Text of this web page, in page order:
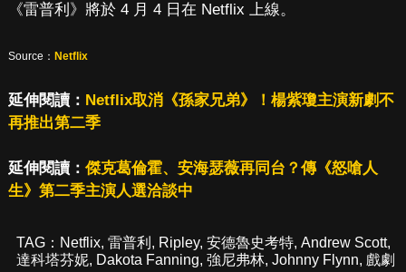
《雷普利》將於 4 月 4 日在 Netflix 上線。
Source： Netflix
延伸閱讀： Netflix取消《孫家兄弟》！楊紫瓊主演新劇不
再推出第二季
延伸閱讀： 傑克葛倫霍、安海瑟薇再同台？傳《怒嗆人
生》第二季主演人選洽談中
TAG： Netflix, 雷普利 , Ripley, 安德魯史考特, Andrew Scott,
達科塔芬妮, Dakota Fanning, 強尼弗林, Johnny Flynn, 戲劇